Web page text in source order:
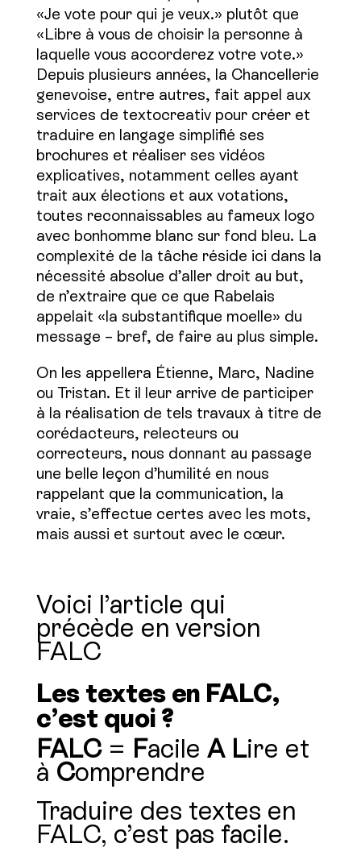
«Je vote pour qui je veux.» plutôt que
«Libre à vous de choisir la personne à
laquelle vous accorderez votre vote.»
Depuis plusieurs années, la Chancellerie
genevoise, entre autres, fait appel aux
services de textocreativ pour créer et
traduire en langage simplifié ses
brochures et réaliser ses vidéos
explicatives, notamment celles ayant
trait aux élections et aux votations,
toutes reconnaissables au fameux logo
avec bonhomme blanc sur fond bleu. La
complexité de la tâche réside ici dans la
nécessité absolue d’aller droit au but,
de n’extraire que ce que Rabelais
appelait «la substantifique moelle» du
message – bref, de faire au plus simple.
On les appellera Étienne, Marc, Nadine
ou Tristan. Et il leur arrive de participer
à la réalisation de tels travaux à titre de
corédacteurs, relecteurs ou
correcteurs, nous donnant au passage
une belle leçon d’humilité en nous
rappelant que la communication, la
vraie, s’effectue certes avec les mots,
mais aussi et surtout avec le cœur.
Voici l’article qui
précède en version
FALC
Les textes en FALC,
c’est quoi ?
FALC= Facile A Lire et
à Comprendre
Traduire des textes en
FALC, c’est pas facile.